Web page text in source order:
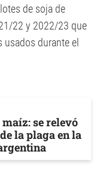
de soja de
22 y 2022/23 que
durante el
se relevó
la plaga en la